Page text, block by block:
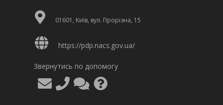
01601, Київ, вул. Прорізна, 15
https://pdp.nacs.gov.ua/
Звернутись по допомогу